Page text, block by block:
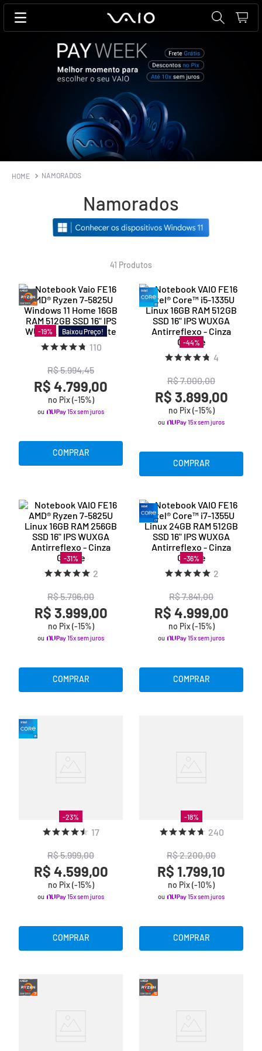
NAMORADOS
Namorados
41 Produtos
-19% Baixou Preço!
110
R$5.994,45
R$ 4.799,00
no Pix (-15%)
ou 15x sem juros
COMPRAR
-44%
4
R$7.000,00
R$ 3.899,00
no Pix (-15%)
ou 15x sem juros
COMPRAR
-31%
2
R$5.796,00
R$ 3.999,00
no Pix (-15%)
ou 15x sem juros
COMPRAR
-36%
2
R$7.841,00
R$ 4.999,00
no Pix (-15%)
ou 15x sem juros
COMPRAR
-23%
17
R$5.999,00
R$ 4.599,00
no Pix (-15%)
ou 15x sem juros
COMPRAR
-18%
240
R$2.200,00
R$ 1.799,10
no Pix (-10%)
ou 15x sem juros
COMPRAR